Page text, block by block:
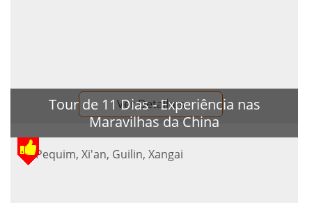
Ver Detalhes
Tour de 11 Dias - Experiência nas
Maravilhas da China
Pequim, Xi'an, Guilin, Xangai